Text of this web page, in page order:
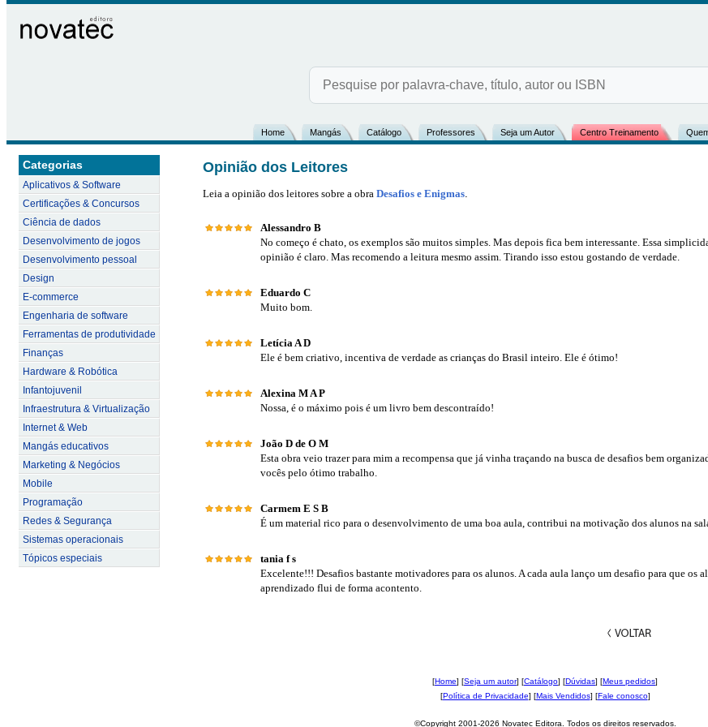
Home Mangás Catálogo Professores Seja um Autor Centro Treinamento
Categorias
Aplicativos & Software
Certificações & Concursos
Ciência de dados
Desenvolvimento de jogos
Desenvolvimento pessoal
Design
E-commerce
Engenharia de software
Ferramentas de produtividade
Finanças
Hardware & Robótica
Infantojuvenil
Infraestrutura & Virtualização
Internet & Web
Mangás educativos
Marketing & Negócios
Mobile
Programação
Redes & Segurança
Sistemas operacionais
Tópicos especiais
Opinião dos Leitores
Leia a opinião dos leitores sobre a obra Desafios e Enigmas.
Alessandro B
No começo é chato, os exemplos são muitos simples. Mas depois fica bem interessante. Essa
opinião é claro. Mas recomendo a leitura mesmo assim. Tirando isso estou gostando de verdade.
Eduardo C
Muito bom.
Letícia A D
Ele é bem criativo, incentiva de verdade as crianças do Brasil inteiro. Ele é ótimo!
Alexina M A P
Nossa, é o máximo pois é um livro bem descontraído!
João D de O M
Esta obra veio trazer para mim a recompensa que já vinha traçando na busca de desafios bem
vocês pelo ótimo trabalho.
Carmem E S B
É um material rico para o desenvolvimento de uma boa aula, contribui na motivação dos alunos na
tania f s
Excelente!!! Desafios bastante motivadores para os alunos. A cada aula lanço um desafio para que
aprendizado flui de forma acontento.
[Home] [Seja um autor] [Catálogo] [Dúvidas] [Meus pedidos]
[Política de Privacidade] [Mais Vendidos] [Fale conosco]
©Copyright 2001-2026 Novatec Editora. Todos os direitos reservados.